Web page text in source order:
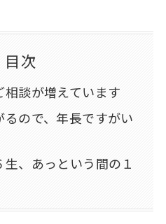
目次
相談が増えています
ので、年長ですがい
、あっという間の１